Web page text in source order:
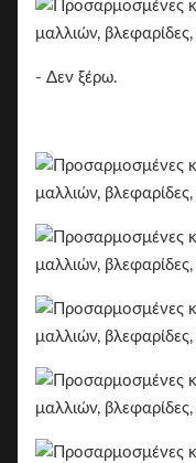
- Δεν ξέρω.